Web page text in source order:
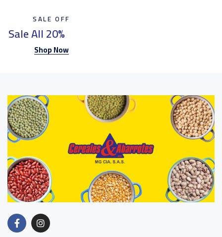
SALE OFF
Sale All 20%
Shop Now